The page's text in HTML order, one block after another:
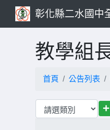
彰化縣二水國中
教學組
首頁 公告列表